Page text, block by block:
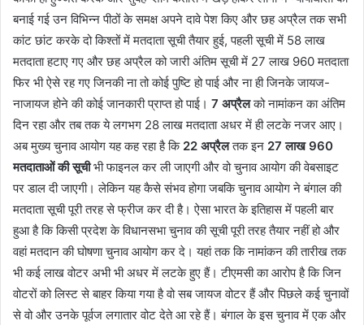
बनाई गई उन विभिन्न पीठों के समक्ष अपने दावे पेश किए और छह अप्रैल तक सभी
कांट छांट करके दो किश्तों में मतदाता सूची तैयार हुई, पहली सूची में 58 लाख
मतदाता हटाए गए और छह अप्रैल को जारी अंतिम सूची में 27 लाख 960 मतदाता
फिर भी ऐसे रह गए जिनकी ना तो कोई पुष्टि हो पाई और ना ही जिनके जायज-
नाजायज होने की कोई जानकारी प्राप्त हो पाई। 7 अप्रैलको नामांकन का अंतिम
दिन रहा और तब तक ये लगभग 28 लाख मतदाता अधर में ही लटके नजर आए।
अब मुख्य चुनाव आयोग यह कह रहा है कि 22 अप्रैलतक इन 27 लाख 960
मतदाताओं की सूचीभी फाइनल कर ली जाएगी और वो चुनाव आयोग की वेबसाइट
पर डाल दी जाएगी। लेकिन यह कैसे संभव होगा जबकि चुनाव आयोग ने बंगाल की
मतदाता सूची पूरी तरह से फ्रीज कर दी है। ऐसा भारत के इतिहास में पहली बार
हुआ है कि किसी प्रदेश के विधानसभा चुनाव की सूची पूरी तरह तैयार नहीं हो और
वहां मतदान की घोषणा चुनाव आयोग कर दे। यहां तक कि नामांकन की तारीख तक
भी कई लाख वोटर अभी भी अधर में लटके हुए हैं। टीएमसी का आरोप है कि जिन
वोटरों को लिस्ट से बाहर किया गया है वो सब जायज वोटर हैं और पिछले कई चुनावों
से वो और उनके पूर्वज लगातार वोट देते आ रहे हैं। बंगाल के इस चुनाव में एक और